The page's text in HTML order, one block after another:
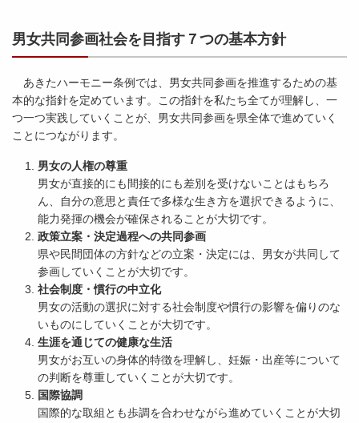
男女共同参画社会を目指す７つの基本方針
あきたハーモニー条例では、男女共同参画を推進するための基
本的な指針を定めています。この指針を私たち全てが理解し、一
つ一つ実践していくことが、男女共同参画を県全体で進めていく
ことにつながります。
男女の人権の尊重
男女が直接的にも間接的にも差別を受けないことはもちろ
ん、自分の意思と責任で多様な生き方を選択できるように、
能力発揮の機会が確保されることが大切です。
政策立案・決定過程への共同参画
県や民間団体の方針などの立案・決定には、男女が共同して
参画していくことが大切です。
社会制度・慣行の中立化
男女の活動の選択に対する社会制度や慣行の影響を偏りのな
いものにしていくことが大切です。
生涯を通じての健康な生活
男女がお互いの身体的特徴を理解し、妊娠・出産等について
の判断を尊重していくことが大切です。
国際協調
国際的な取組とも歩調を合わせながら進めていくことが大切